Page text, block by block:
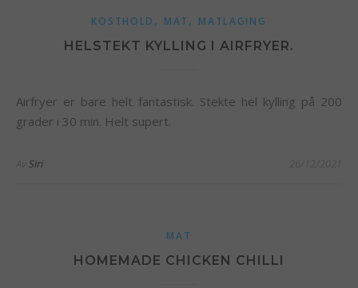
KOSTHOLD , MAT , MATLAGING
HELSTEKT KYLLING I AIRFRYER.
Airfryer er bare helt fantastisk. Stekte hel kylling på 200
grader i 30 min. Helt supert.
Siri
MAT
HOMEMADE CHICKEN CHILLI